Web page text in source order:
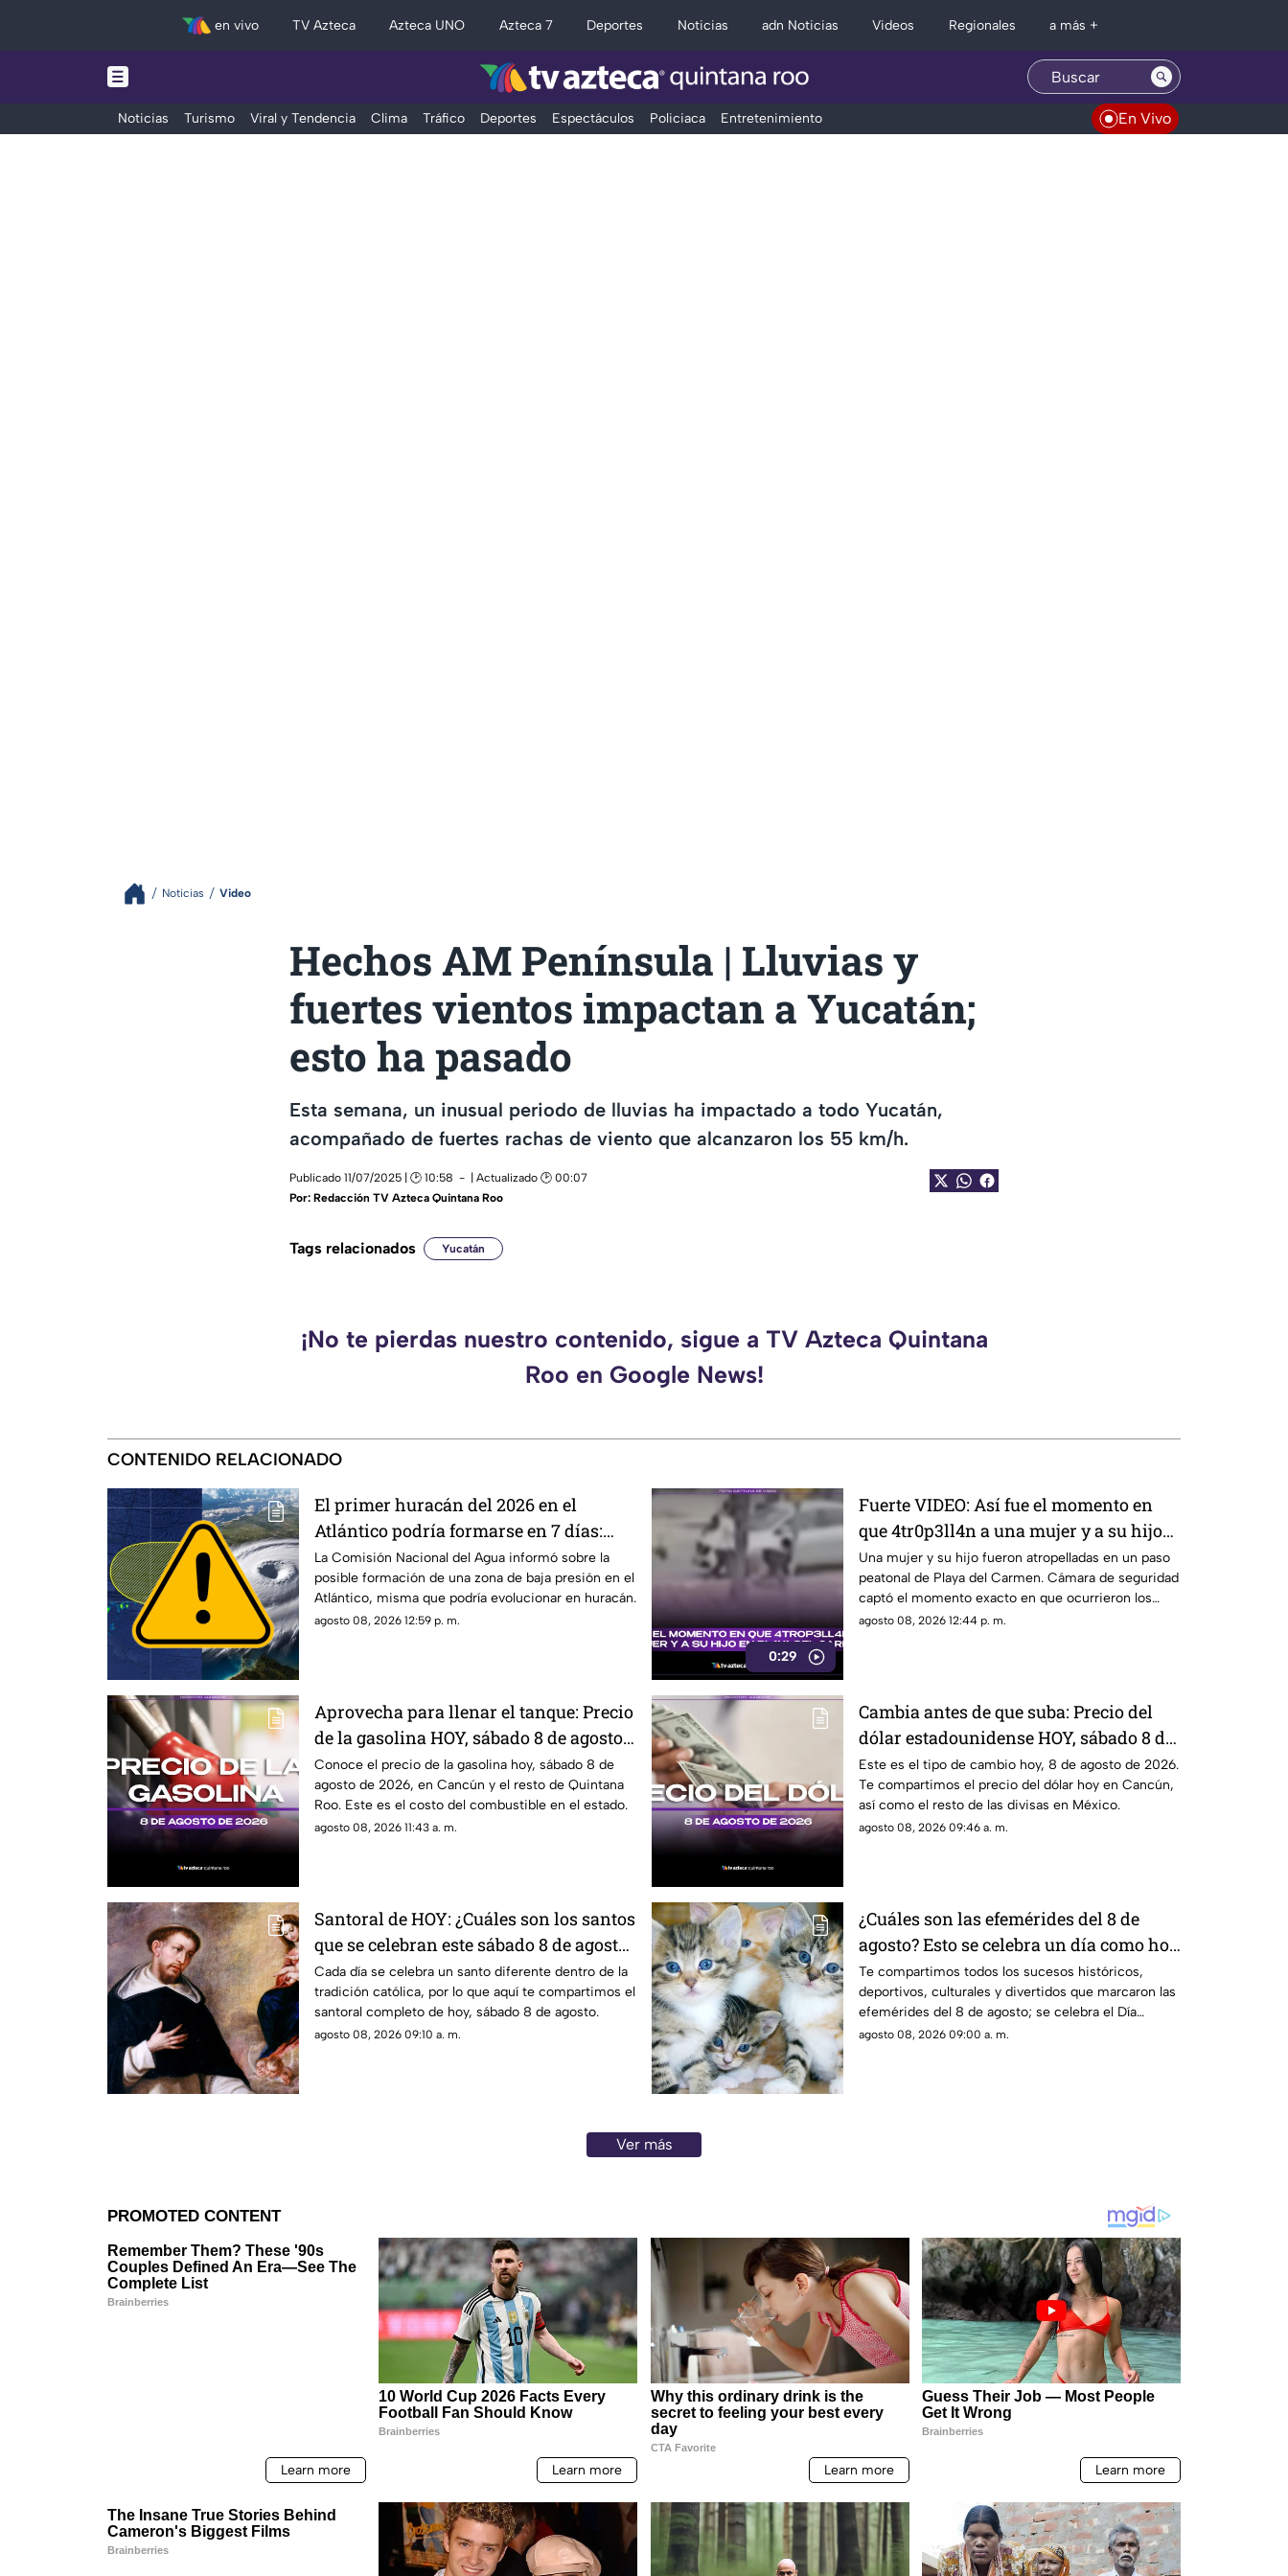
en vivo TV Azteca Azteca UNO Azteca 7 Deportes Noticias adn Noticias Videos Regionales a más +
Noticias Turismo Viral y Tendencia Clima Tráfico Deportes Espectáculos Policiaca Entretenimiento En Vivo
Noticias Video
Hechos AM Península | Lluvias y
fuertes vientos impactan a Yucatán;
esto ha pasado
Esta semana, un inusual periodo de lluvias ha impactado a todo Yucatán,
acompañado de fuertes rachas de viento que alcanzaron los 55 km/h.
Publicado 11/07/2025 | 🕑 10:58
| Actualizado 🕑 00:07
Por: Redacción TV Azteca Quintana Roo
Tags relacionados Yucatán
¡No te pierdas nuestro contenido, sigue a TV Azteca Quintana
Roo en Google News!
CONTENIDO RELACIONADO
El primer huracán del 2026 en el
Atlántico podría formarse en 7 días:
¿Cuál es la probabilidad de desarrollo
ciclónico?
La Comisión Nacional del Agua informó sobre la
posible formación de una zona de baja presión en el
Atlántico, misma que podría evolucionar en huracán.
agosto 08, 2026 12:59 p. m.
0:29
Fuerte VIDEO: Así fue el momento en
que 4tr0p3ll4n a una mujer y a su hijo
en un paso peatonal de Playa del
Carmen
Una mujer y su hijo fueron atropelladas en un paso
peatonal de Playa del Carmen. Cámara de seguridad
captó el momento exacto en que ocurrieron los
hechos.
agosto 08, 2026 12:44 p. m.
Aprovecha para llenar el tanque: Precio
de la gasolina HOY, sábado 8 de agosto
de 2026, en Quintana Roo
Conoce el precio de la gasolina hoy, sábado 8 de
agosto de 2026, en Cancún y el resto de Quintana
Roo. Este es el costo del combustible en el estado.
agosto 08, 2026 11:43 a. m.
Cambia antes de que suba: Precio del
dólar estadounidense HOY, sábado 8 de
agosto de 2026, en Cancún
Este es el tipo de cambio hoy, 8 de agosto de 2026.
Te compartimos el precio del dólar hoy en Cancún,
así como el resto de las divisas en México.
agosto 08, 2026 09:46 a. m.
Santoral de HOY: ¿Cuáles son los santos
que se celebran este sábado 8 de agosto
de 2026?
Cada día se celebra un santo diferente dentro de la
tradición católica, por lo que aquí te compartimos el
santoral completo de hoy, sábado 8 de agosto.
agosto 08, 2026 09:10 a. m.
¿Cuáles son las efemérides del 8 de
agosto? Esto se celebra un día como hoy
en México y el mundo
Te compartimos todos los sucesos históricos,
deportivos, culturales y divertidos que marcaron las
efemérides del 8 de agosto; se celebra el Día
Mundial de los Gatos.
agosto 08, 2026 09:00 a. m.
Ver más